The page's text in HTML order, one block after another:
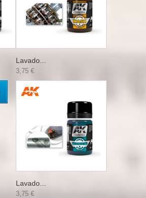
Lavado...
3,75 €
Lavado...
3,75 €